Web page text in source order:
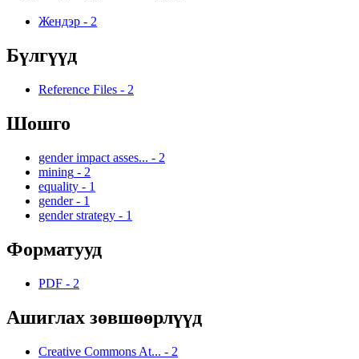
Жендэр - 2
Бүлгүүд
Reference Files - 2
Шошго
gender impact asses... - 2
mining - 2
equality - 1
gender - 1
gender strategy - 1
Форматууд
PDF - 2
Ашиглах зөвшөөрлүүд
Creative Commons At... - 2